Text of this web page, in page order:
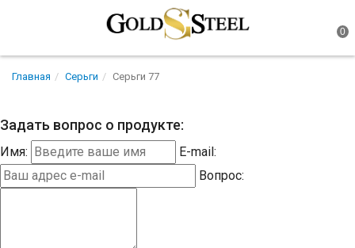
Главная Серьги Серьги 77
Задать вопрос о продукте:
Имя:
E-mail:
Вопрос: